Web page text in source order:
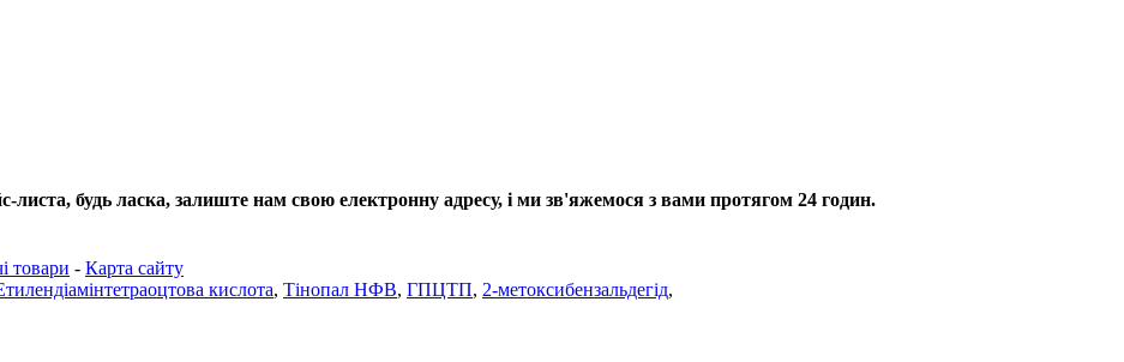
будь ласка, залиште нам свою електронну адресу, і ми зв'яжемося з вами протягом 24 годин.
товари - Карта сайту
кислота, Тінопал НФВ, ГПЦТП, 2-метоксибензальдегід,